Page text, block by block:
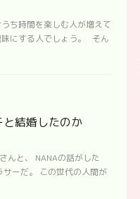
ち時間を楽しむ人が増えて
にする人でしょう。 そん
と結婚したのか
んと、 NANAの話がした
ーだ。 この世代の人間が